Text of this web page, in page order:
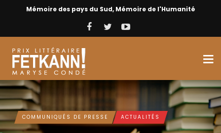
Mémoire des pays du Sud, Mémoire de l'Humanité
COMMUNIQUÉS DE PRESSE ACTUALITÉS